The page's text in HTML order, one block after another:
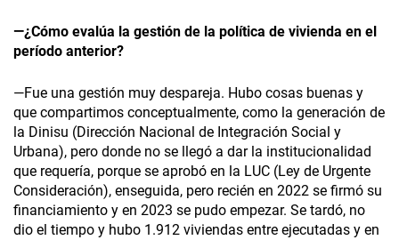
—¿Cómo evalúa la gestión de la política de vivienda en el
período anterior?
—Fue una gestión muy despareja. Hubo cosas buenas y
que compartimos conceptualmente, como la generación de
la Dinisu (Dirección Nacional de Integración Social y
Urbana), pero donde no se llegó a dar la institucionalidad
que requería, porque se aprobó en la LUC (Ley de Urgente
Consideración), enseguida, pero recién en 2022 se firmó su
financiamiento y en 2023 se pudo empezar. Se tardó, no
dio el tiempo y hubo 1.912 viviendas entre ejecutadas y en